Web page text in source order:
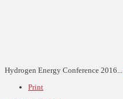
Hydrogen Energy Conference 2016...
Print